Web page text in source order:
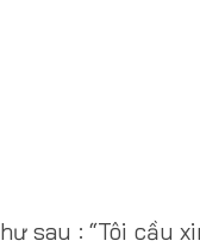
sau : “Tôi cầu